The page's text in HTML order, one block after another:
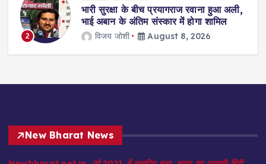
2
भारी सुरक्षा के बीच प्रयागराज रवाना हुआ अली,
भाई अबान के अंतिम संस्कार में होगा शामिल
विजय जोशी August 8, 2026
New Bharat News